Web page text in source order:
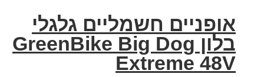
אופניים חשמליים גלגלי
בלון GreenBike Big Dog
Extreme 48V